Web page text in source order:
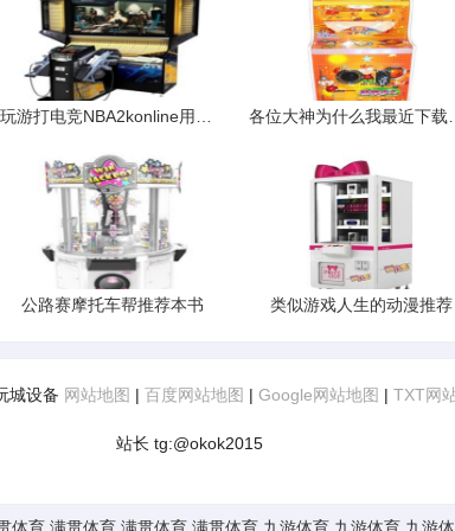
公路赛摩托车帮推荐本书 类似游戏人生的动漫推荐
城设备 网站地图 | 百度网站地图 | Google网站地图 | TXT网
站长 tg:@okok2015